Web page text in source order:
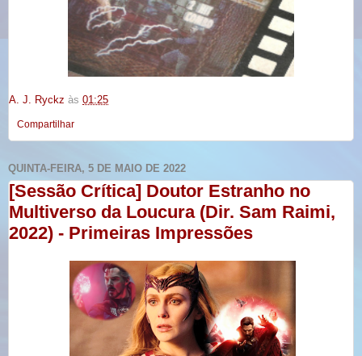
A. J. Ryckz às 01:25
Compartilhar
QUINTA-FEIRA, 5 DE MAIO DE 2022
[Sessão Crítica] Doutor Estranho no
Multiverso da Loucura (Dir. Sam Raimi,
2022) - Primeiras Impressões